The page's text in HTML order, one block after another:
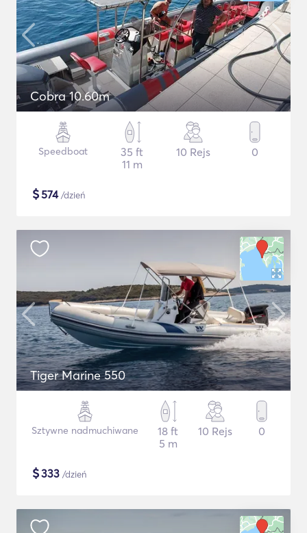
Cobra 10.60m
Speedboat
35 ft
11 m
10 Rejs 0
$574/dzień
Tiger Marine 550
Sztywne nadmuchiwane
18 ft
5 m
10 Rejs 0
$333 /dzień